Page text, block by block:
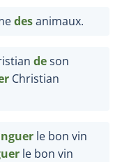
desanimaux.
deson
Christian
le bon vin
le bon vin